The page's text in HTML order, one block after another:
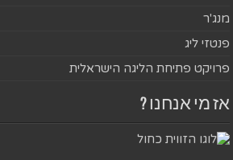
מנג'ר
פנטזי ליג
פרויקט פתיחת הליגה הישראלית
אז מי אנחנו ?